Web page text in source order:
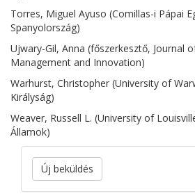
Torres, Miguel Ayuso (Comillas-i Pápai
Spanyolország)
Ujwary-Gil, Anna (főszerkesztő, Journal
Management and Innovation)
Warhurst, Christopher (University of
Királyság)
Weaver, Russell L. (University of
Államok)
Új beküldés